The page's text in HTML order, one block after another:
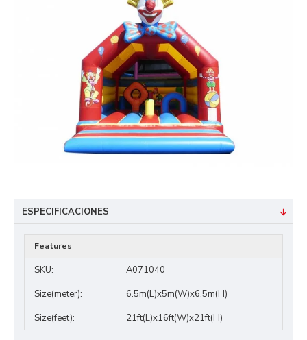
ESPECIFICACIONES
Features
SKU:
A071040
Size(meter):
6.5m(L)x5m(W)x6.5m(H)
Size(feet):
21ft(L)x16ft(W)x21ft(H)